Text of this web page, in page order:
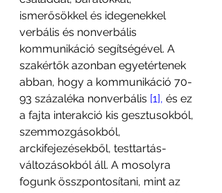
ismerősökkel és idegenekkel
verbális és nonverbális
kommunikáció segítségével. A
szakértők azonban egyetértenek
abban, hogy a kommunikáció 70-
93 százaléka nonverbális [1], és ez
a fajta interakció kis gesztusokból,
szemmozgásokból,
arckifejezésekből, testtartás-
változásokból áll. A mosolyra
fogunk összpontosítani, mint az